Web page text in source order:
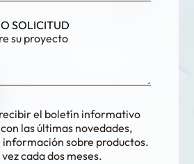
SOLICITUD
el boletín informativo
las últimas novedades,
información sobre productos.
cada dos meses.